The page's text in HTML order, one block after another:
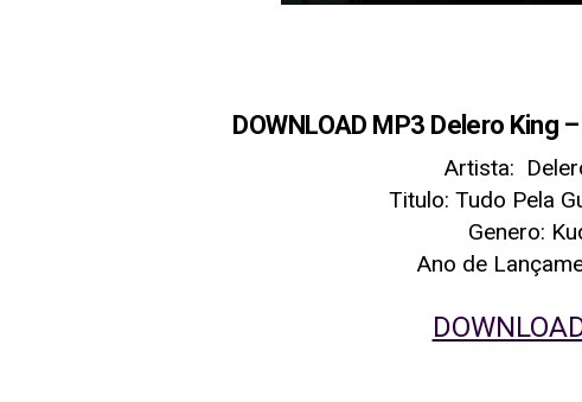
DOWNLOAD MP3 Delero King
Artista:
Titulo: Tudo Pela
Genero:
Ano de